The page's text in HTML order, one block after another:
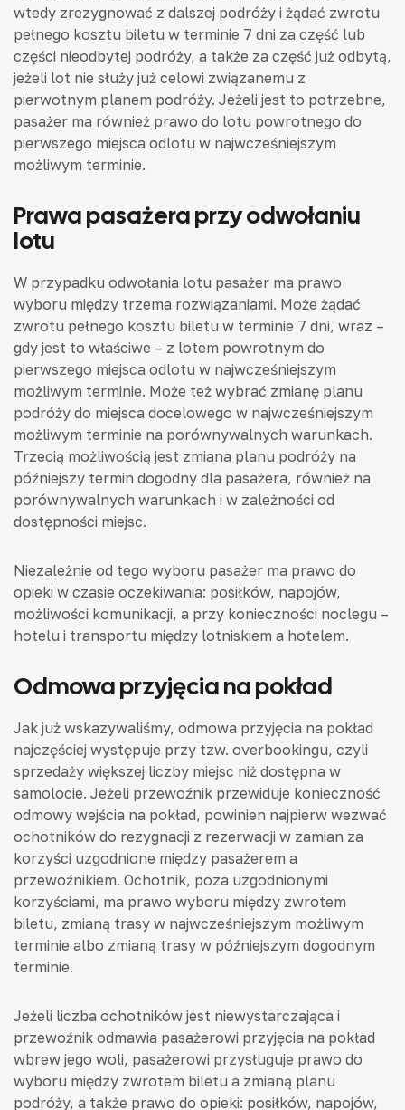
wtedy zrezygnować z dalszej podróży i żądać zwrotu
pełnego kosztu biletu w terminie 7 dni za część lub
części nieodbytej podróży, a także za część już odbytą,
jeżeli lot nie służy już celowi związanemu z
pierwotnym planem podróży. Jeżeli jest to potrzebne,
pasażer ma również prawo do lotu powrotnego do
pierwszego miejsca odlotu w najwcześniejszym
możliwym terminie.
Prawa pasażera przy odwołaniu
lotu
W przypadku odwołania lotu pasażer ma prawo
wyboru między trzema rozwiązaniami. Może żądać
zwrotu pełnego kosztu biletu w terminie 7 dni, wraz –
gdy jest to właściwe – z lotem powrotnym do
pierwszego miejsca odlotu w najwcześniejszym
możliwym terminie. Może też wybrać zmianę planu
podróży do miejsca docelowego w najwcześniejszym
możliwym terminie na porównywalnych warunkach.
Trzecią możliwością jest zmiana planu podróży na
późniejszy termin dogodny dla pasażera, również na
porównywalnych warunkach i w zależności od
dostępności miejsc.
Niezależnie od tego wyboru pasażer ma prawo do
opieki w czasie oczekiwania: posiłków, napojów,
możliwości komunikacji, a przy konieczności noclegu –
hotelu i transportu między lotniskiem a hotelem.
Odmowa przyjęcia na pokład
Jak już wskazywaliśmy, odmowa przyjęcia na pokład
najczęściej występuje przy tzw. overbookingu, czyli
sprzedaży większej liczby miejsc niż dostępna w
samolocie. Jeżeli przewoźnik przewiduje konieczność
odmowy wejścia na pokład, powinien najpierw wezwać
ochotników do rezygnacji z rezerwacji w zamian za
korzyści uzgodnione między pasażerem a
przewoźnikiem. Ochotnik, poza uzgodnionymi
korzyściami, ma prawo wyboru między zwrotem
biletu, zmianą trasy w najwcześniejszym możliwym
terminie albo zmianą trasy w późniejszym dogodnym
terminie.
Jeżeli liczba ochotników jest niewystarczająca i
przewoźnik odmawia pasażerowi przyjęcia na pokład
wbrew jego woli, pasażerowi przysługuje prawo do
wyboru między zwrotem biletu a zmianą planu
podróży, a także prawo do opieki: posiłków, napojów,